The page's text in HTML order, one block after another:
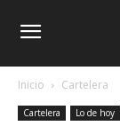
Inicio Cartelera
Cartelera Lo de hoy